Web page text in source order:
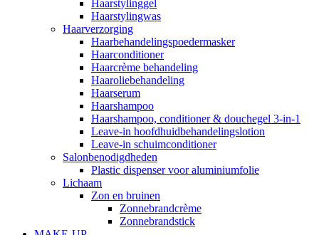
Haarstylinggel
Haarstylingwas
Haarverzorging
Haarbehandelingspoedermasker
Haarconditioner
Haarcrème behandeling
Haaroliebehandeling
Haarserum
Haarshampoo
Haarshampoo, conditioner & douchegel 3-in-1
Leave-in hoofdhuidbehandelingslotion
Leave-in schuimconditioner
Salonbenodigdheden
Plastic dispenser voor aluminiumfolie
Lichaam
Zon en bruinen
Zonnebrandcrème
Zonnebrandstick